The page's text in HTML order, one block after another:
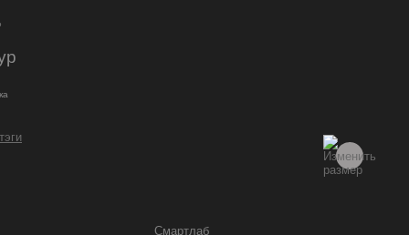
Смартлаб